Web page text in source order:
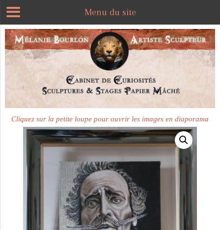
Plus disponible
Cliquez sur la petite loupe pour ouvrir les images en diaporama
Menu du site